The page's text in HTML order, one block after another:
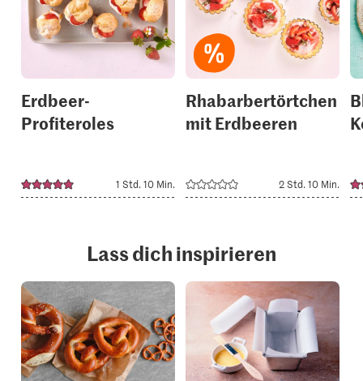
to
your
collections.
Erdbeer-
Profiteroles
1 Std. 10 Min.
to
your
Rhabarbertörtchen
mit Erdbeeren
2 Std. 10 Min.
Lass dich inspirieren